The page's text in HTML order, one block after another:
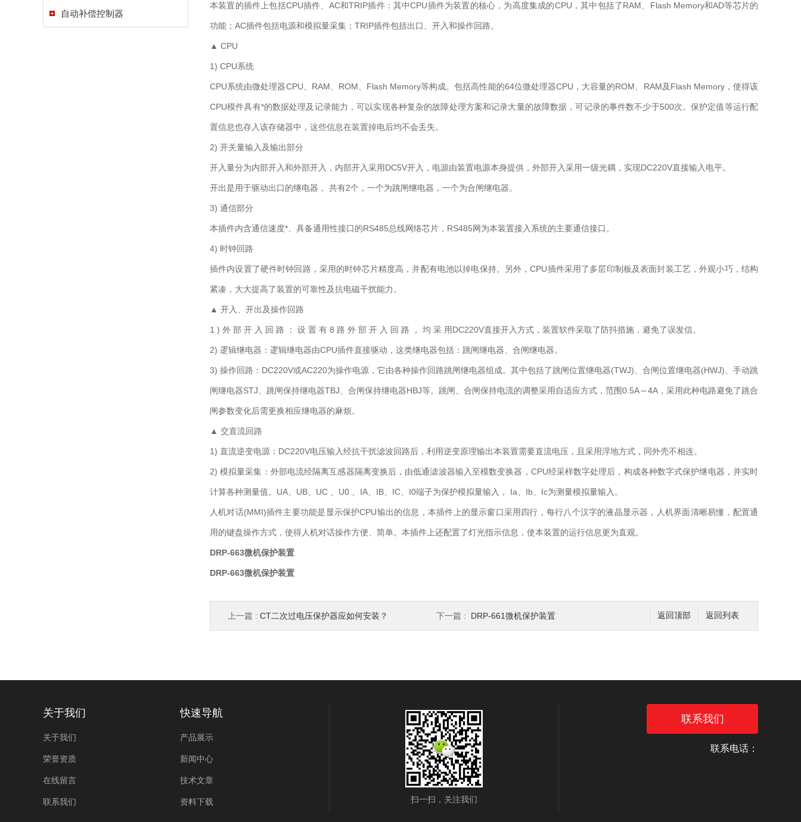
自动补偿控制器
本装置的插件上包括CPU插件、AC和TRIP插件：其中CPU插件为装置的核心，为高度集成的CPU，其中包括了RAM、Flash Memory和AD等芯片的
功能；AC插件包括电源和模拟量采集；TRIP插件包括出口、开入和操作回路。
▲ CPU
1) CPU系统
CPU系统由微处理器CPU、RAM、ROM、Flash Memory等构成。包括高性能的64位微处理器CPU，大容量的ROM、RAM及Flash Memory，使得该
CPU模件具有*的数据处理及记录能力，可以实现各种复杂的故障处理方案和记录大量的故障数据，可记录的事件数不少于500次。保护定值等运行配
置信息也存入该存储器中，这些信息在装置掉电后均不会丢失。
2) 开关量输入及输出部分
开入量分为内部开入和外部开入，内部开入采用DC5V开入，电源由装置电源本身提供，外部开入采用一级光耦，实现DC220V直接输入电平。
开出是用于驱动出口的继电器， 共有2个，一个为跳闸继电器，一个为合闸继电器。
3) 通信部分
本插件内含通信速度*、具备通用性接口的RS485总线网络芯片，RS485网为本装置接入系统的主要通信接口。
4) 时钟回路
插件内设置了硬件时钟回路，采用的时钟芯片精度高，并配有电池以掉电保持。另外，CPU插件采用了多层印制板及表面封装工艺，外观小巧，结构
紧凑，大大提高了装置的可靠性及抗电磁干扰能力。
▲ 开入、开出及操作回路
1 ) 外 部 开 入 回 路 ： 设 置 有 8 路 外 部 开 入 回 路 ， 均 采 用DC220V直接开入方式，装置软件采取了防抖措施，避免了误发信。
2) 逻辑继电器：逻辑继电器由CPU插件直接驱动，这类继电器包括：跳闸继电器、合闸继电器。
3) 操作回路：DC220V或AC220为操作电源，它由各种操作回路跳闸继电器组成。其中包括了跳闸位置继电器(TWJ)、合闸位置继电器(HWJ)、手动跳
闸继电器STJ、跳闸保持继电器TBJ、合闸保持继电器HBJ等。跳闸、合闸保持电流的调整采用自适应方式，范围0.5A～4A，采用此种电路避免了跳合
闸参数变化后需更换相应继电器的麻烦。
▲ 交直流回路
1) 直流逆变电源：DC220V电压输入经抗干扰滤波回路后，利用逆变原理输出本装置需要直流电压，且采用浮地方式，同外壳不相连。
2) 模拟量采集：外部电流经隔离互感器隔离变换后，由低通滤波器输入至模数变换器，CPU经采样数字处理后，构成各种数字式保护继电器，并实时
计算各种测量值。UA、UB、UC 、U0 、IA、IB、IC、I0端子为保护模拟量输入， Ia、Ib、Ic为测量模拟量输入。
人机对话(MMI)插件主要功能是显示保护CPU输出的信息，本插件上的显示窗口采用四行，每行八个汉字的液晶显示器，人机界面清晰易懂，配置通
用的键盘操作方式，使得人机对话操作方便、简单。本插件上还配置了灯光指示信息，使本装置的运行信息更为直观。
DRP-663微机保护装置
DRP-663微机保护装置
返回列表
返回顶部
上一篇 : CT二次过电压保护器应如何安装？ 下一篇 : DRP-661微机保护装置
关于我们
关于我们
荣誉资质
在线留言
联系我们
快速导航
产品展示
新闻中心
技术文章
资料下载 扫一扫，关注我们
联系我们
联系电话：